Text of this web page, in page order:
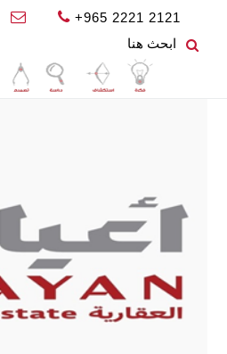
+965 2221 2121